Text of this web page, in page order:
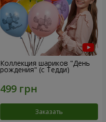
Коллекция шариков "День
рождения" (с Тедди)
Заказать